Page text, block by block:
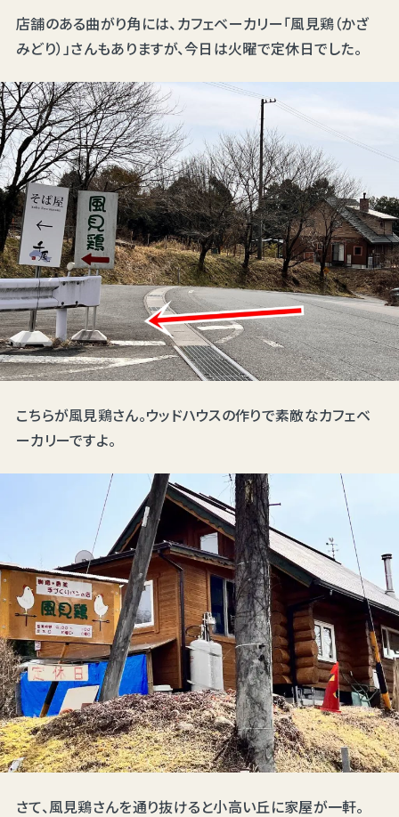
店舗のある曲がり角には、カフェベーカリー「風見鶏（かざ
みどり）」さんもありますが、今日は火曜で定休日でした。
こちらが風見鶏さん。ウッドハウスの作りで素敵なカフェベ
ーカリーですよ。
さて、風見鶏さんを通り抜けると小高い丘に家屋が一軒。